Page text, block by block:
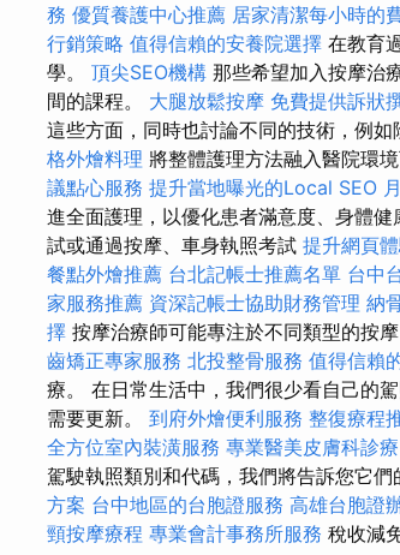
務 優質養護中心推薦 居家清潔每小時的
行銷策略 值得信賴的安養院選擇 在教育
學。 頂尖SEO機構 那些希望加入按摩治
間的課程。 大腿放鬆按摩 免費提供訴狀
這些方面，同時也討論不同的技術，例
格外燴料理 將整體護理方法融入醫院環
議點心服務 提升當地曝光的Local SEO
進全面護理，以優化患者滿意度、身體
試或通過按摩、車身執照考試 提升網頁
餐點外燴推薦 台北記帳士推薦名單 台中
家服務推薦 資深記帳士協助財務管理 納
擇 按摩治療師可能專注於不同類型的按
齒矯正專家服務 北投整骨服務 值得信賴
療。 在日常生活中，我們很少看自己的
需要更新。 到府外燴便利服務 整復療程
全方位室內裝潢服務 專業醫美皮膚科診療
駕駛執照類別和代碼，我們將告訴您它們
方案 台中地區的台胞證服務 高雄台胞證
頸按摩療程 專業會計事務所服務 稅收減